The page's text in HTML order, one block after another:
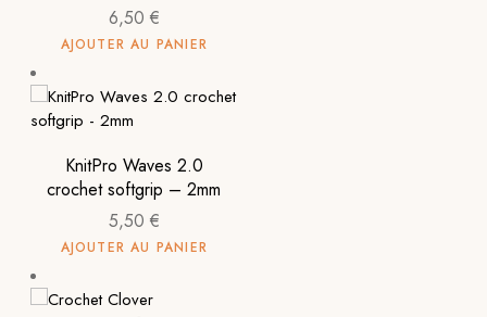
6,50 €
AJOUTER AU PANIER
KnitPro Waves 2.0
crochet softgrip – 2mm
5,50 €
AJOUTER AU PANIER